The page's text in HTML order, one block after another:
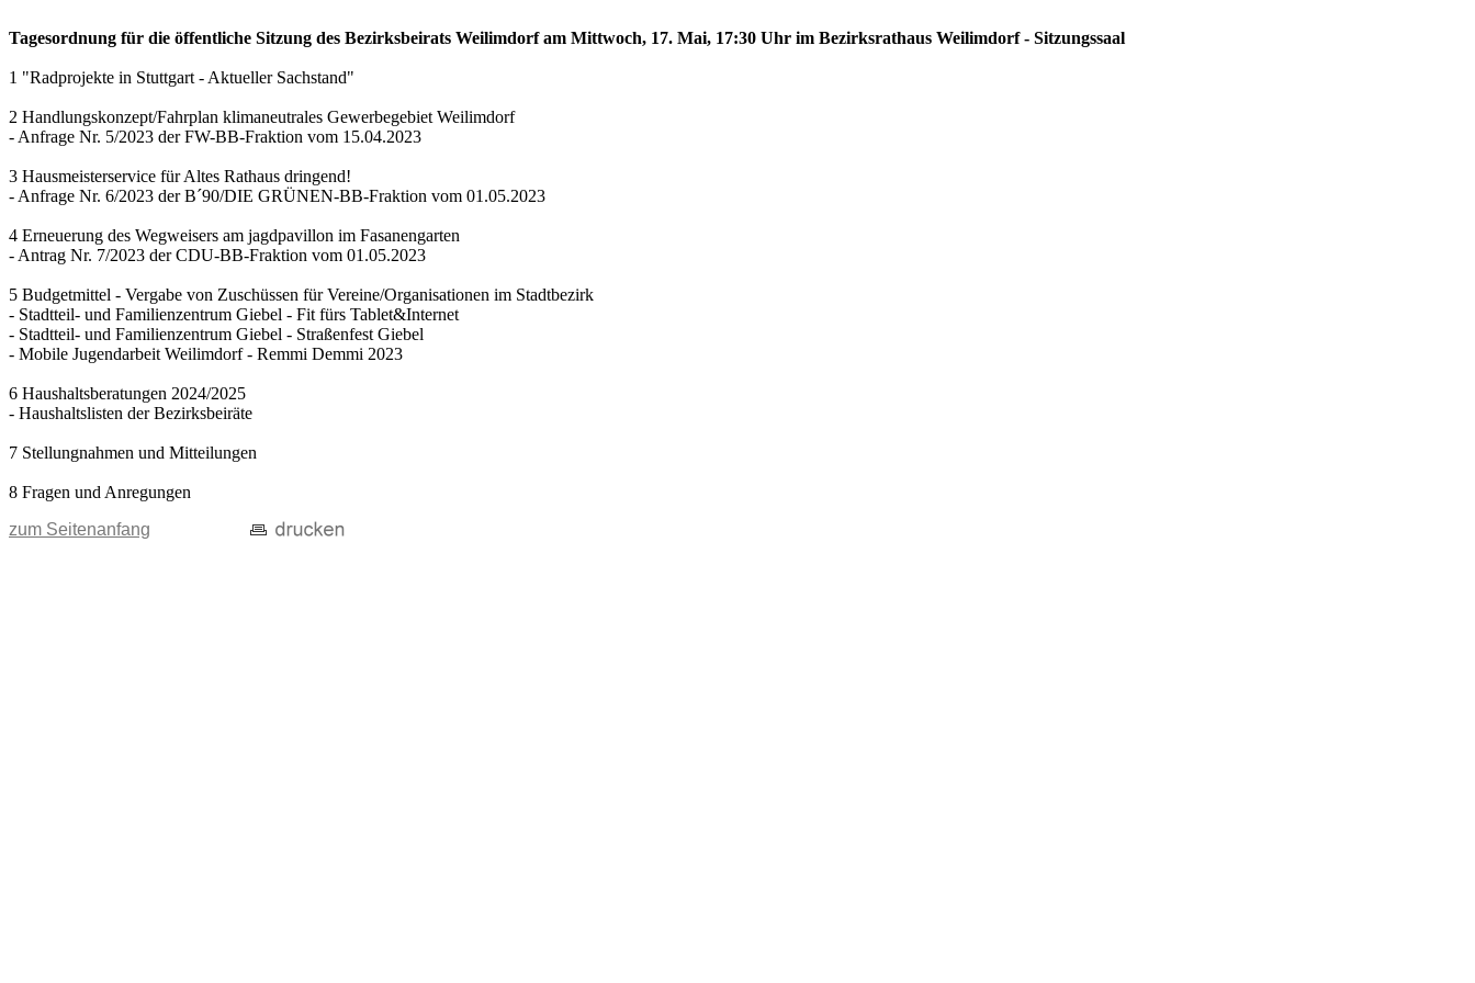
Tagesordnung für die öffentliche Sitzung des Bezirksbeirats Weilimdorf am Mittwoch, 17. Mai, 17:30 Uhr im Bezirksrathaus Weilimdorf - Sitzungssaal
1 "Radprojekte in Stuttgart - Aktueller Sachstand"
2 Handlungskonzept/Fahrplan klimaneutrales Gewerbegebiet Weilimdorf
- Anfrage Nr. 5/2023 der FW-BB-Fraktion vom 15.04.2023
3 Hausmeisterservice für Altes Rathaus dringend!
- Anfrage Nr. 6/2023 der B´90/DIE GRÜNEN-BB-Fraktion vom 01.05.2023
4 Erneuerung des Wegweisers am jagdpavillon im Fasanengarten
- Antrag Nr. 7/2023 der CDU-BB-Fraktion vom 01.05.2023
5 Budgetmittel - Vergabe von Zuschüssen für Vereine/Organisationen im Stadtbezirk
- Stadtteil- und Familienzentrum Giebel - Fit fürs Tablet&Internet
- Stadtteil- und Familienzentrum Giebel - Straßenfest Giebel
- Mobile Jugendarbeit Weilimdorf - Remmi Demmi 2023
6 Haushaltsberatungen 2024/2025
- Haushaltslisten der Bezirksbeiräte
7 Stellungnahmen und Mitteilungen
8 Fragen und Anregungen
zum Seitenanfang